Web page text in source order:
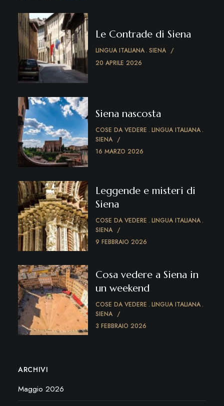
Le Contrade di Siena
LINGUA ITALIANA SIENA
20 APRILE 2026
Siena nascosta
COSE DA VEDERE LINGUA ITALIANA
SIENA
16 MARZO 2026
Leggende e misteri di
Siena
COSE DA VEDERE LINGUA ITALIANA
SIENA
9 FEBBRAIO 2026
Cosa vedere a Siena in
un weekend
COSE DA VEDERE LINGUA ITALIANA
SIENA
3 FEBBRAIO 2026
ARCHIVI
Maggio 2026